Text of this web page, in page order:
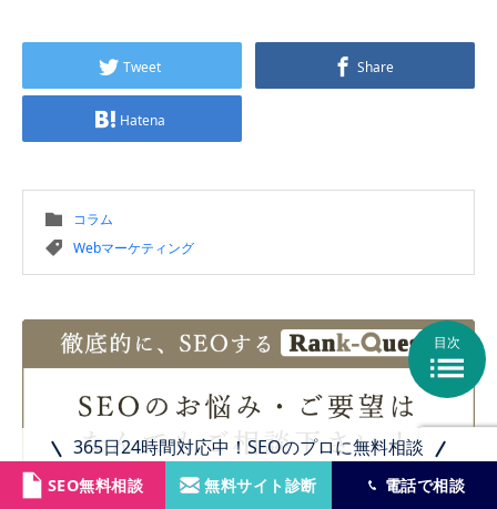
365日24時間対応中！SEOのプロに無料相談
SEO無料相談 無料サイト診断 電話で相談
Tweet Share
Hatena
コラム
Webマーケティング
目次
